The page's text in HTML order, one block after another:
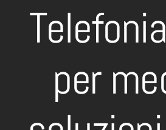
per